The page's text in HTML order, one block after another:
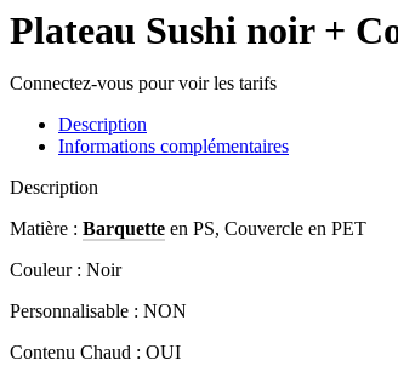
Plateau Sushi noir +
Connectez-vous pour voir les tarifs
Description
Informations complémentaires
Description
Matière : Barquette en PS, Couvercle en PET
Couleur : Noir
Personnalisable : NON
Contenu Chaud : OUI